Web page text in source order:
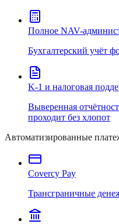
Полное NAV-
Бухгалтерский учёт
K-1 и налоговая
Выверенная
проходит без хлопот
Автоматизированные
Covercy Pay
Трансграничные